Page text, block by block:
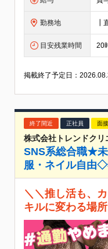
勤務地
目安残業時間 20
掲載終了予定日：
終了間近 正社員 面
株式会社トレンドクリ
SNS系総合職★
服・ネイル自由◇
＼＼推し活も、
キルに変わる場所